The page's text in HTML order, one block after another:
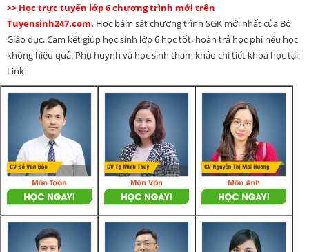
>> Học trực tuyến lớp 6 chương trình mới trên
Tuyensinh247.com. Học bám sát chương trình SGK mới nhất của Bộ
Giáo dục. Cam kết giúp học sinh lớp 6 học tốt, hoàn trả học phí nếu học
không hiệu quả. Phụ huynh và học sinh tham khảo chi tiết khoá học tại:
Link